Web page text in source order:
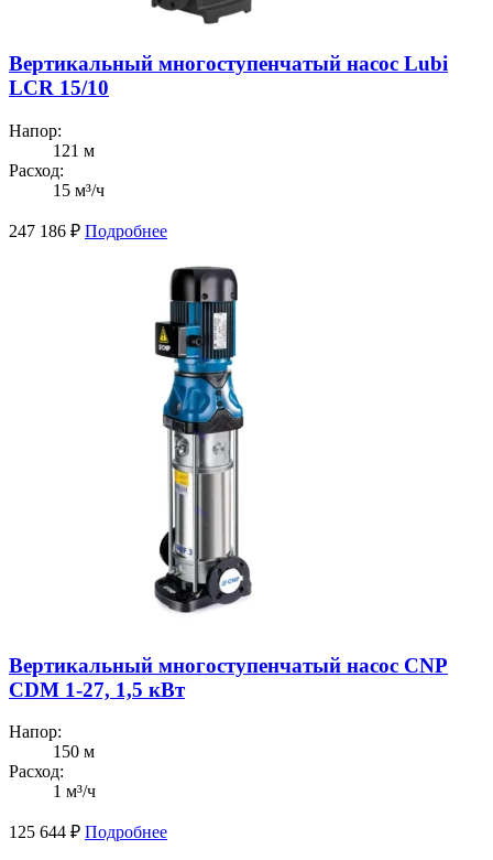
Вертикальный многоступенчатый насос Lubi
LCR 15/10
Напор:
121 м
Расход:
15 м³/ч
247 186 ₽ Подробнее
Вертикальный многоступенчатый насос CNP
CDM 1-27, 1,5 кВт
Напор:
150 м
Расход:
1 м³/ч
125 644 ₽ Подробнее